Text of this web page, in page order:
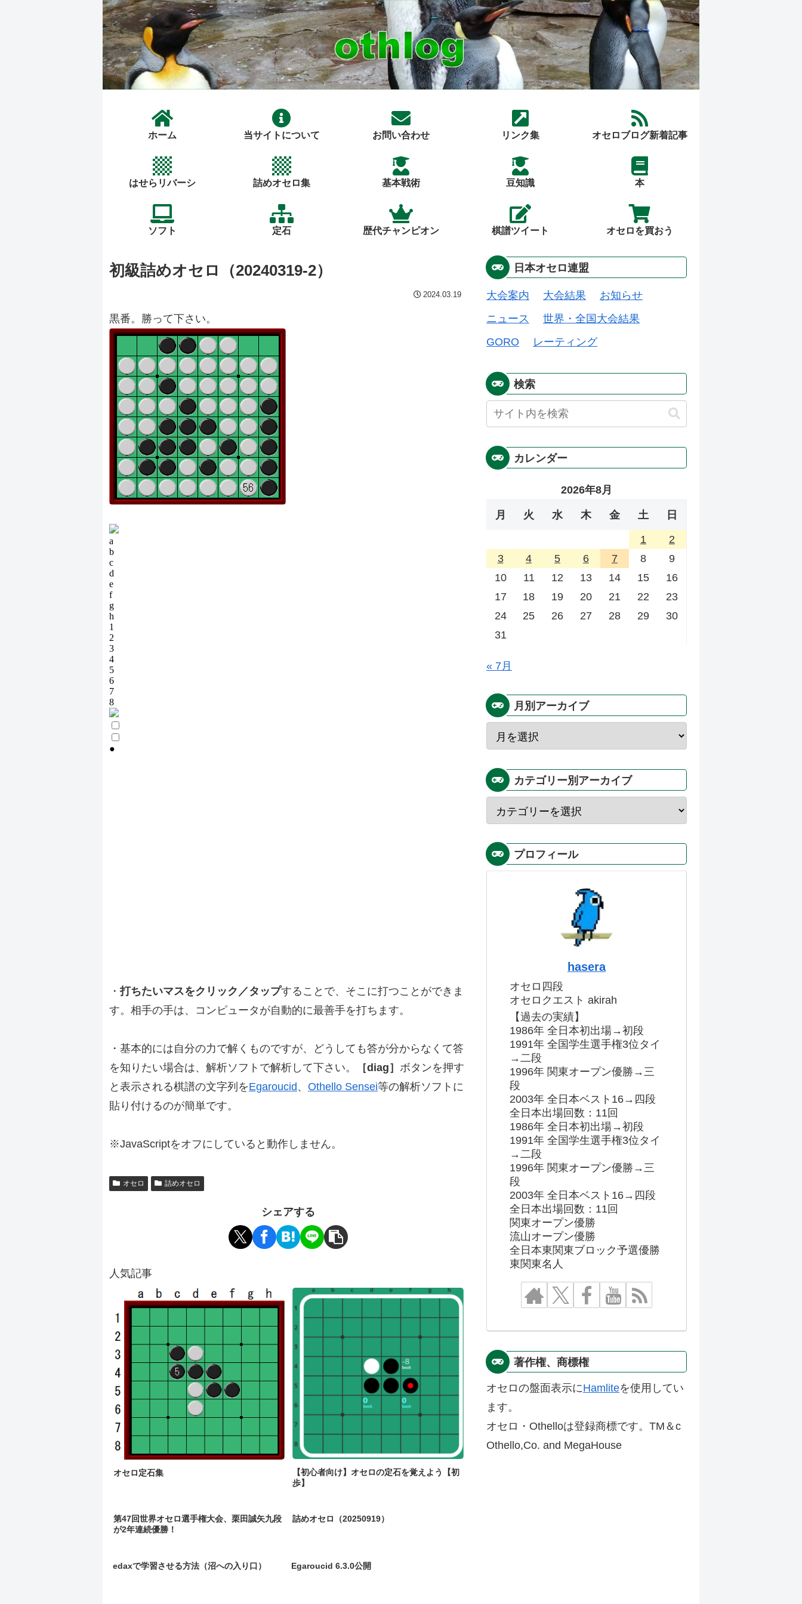
ホーム 当サイトについて お問い合わせ リンク集 オセロブログ新着記事
はせらリバーシ 詰めオセロ集 基本戦術 豆知識 本
ソフト 定石 歴代チャンピオン 棋譜ツイート オセロを買おう
初級詰めオセロ（20240319-2）
2024.03.19
黒番。勝って下さい。
・打ちたいマスをクリック／タップすることで、そこに打つことができま
す。相手の手は、コンピュータが自動的に最善手を打ちます。
・基本的には自分の力で解くものですが、どうしても答が分からなくて答
を知りたい場合は、解析ソフトで解析して下さい。
［diag］ ボタンを押す
と表示される棋譜の文字列をEgaroucid、 Othello Sensei等の解析ソフトに
貼り付けるのが簡単です。
※JavaScriptをオフにしていると動作しません。
オセロ 詰めオセロ
シェアする
人気記事
オセロ定石集
【初心者向け】オセロの定石を覚えよう【初
歩】
第47回世界オセロ選手権大会、栗田誠矢九段
が2年連続優勝！
詰めオセロ（20250919）
edaxで学習させる方法（沼への入り口） Egaroucid 6.3.0公開
日本オセロ連盟
大会案内 大会結果
お知らせ
ニュース
世界・全国大会結果
GORO
レーティング
検索
カレンダー
2026年8月
月 火 水 木 金 土 日
1
2
3
4 5 6 7 8
9
10
11 12 13 14 15
16
17
18 19 20 21 22
23
24
25 26 27 28 29
30
31
« 7月
月別アーカイブ
カテゴリー別アーカイブ
プロフィール
hasera
オセロ四段
オセロクエスト akirah
【過去の実績】
1986年 全日本初出場→初段
1991年 全国学生選手権3位タイ
→二段
1996年 関東オープン優勝→三
段
2003年 全日本ベスト16→四段
全日本出場回数：11回
1986年 全日本初出場→初段
1991年 全国学生選手権3位タイ
→二段
1996年 関東オープン優勝→三
段
2003年 全日本ベスト16→四段
全日本出場回数：11回
関東オープン優勝
流山オープン優勝
全日本東関東ブロック予選優勝
東関東名人
著作権、商標権
オセロの盤面表示にHamliteを使用してい
ます。
オセロ・Othelloは登録商標です。TM＆c
Othello,Co. and MegaHouse